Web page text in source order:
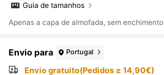
Guia de tamanhos
Apenas a capa de almofada, sem enchimento
Envio para Portugal
Envio gratuito(Pedidos ≥ 14,90€)